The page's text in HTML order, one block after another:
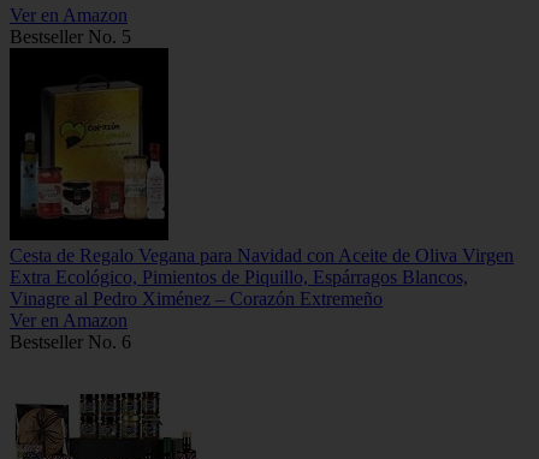
Ver en Amazon
Bestseller No. 5
Cesta de Regalo Vegana para Navidad con Aceite de Oliva Virgen
Extra Ecológico, Pimientos de Piquillo, Espárragos Blancos,
Vinagre al Pedro Ximénez – Corazón Extremeño
Ver en Amazon
Bestseller No. 6